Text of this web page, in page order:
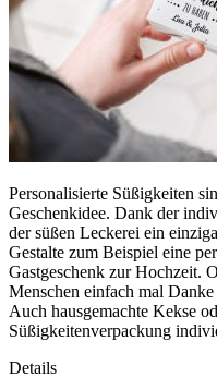
Personalisierte Süßigkeiten
Geschenkidee. Dank der
der süßen Leckerei ein
Gestalte zum Beispiel eine
Gastgeschenk zur Hochzeit.
Menschen einfach mal Danke
Auch hausgemachte Kekse
Süßigkeitenverpackung
Details